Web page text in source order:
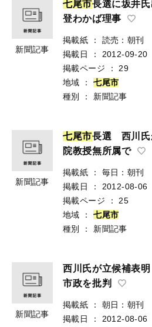
新聞記事
七尾市長選に坂井
登わかば理事
掲載紙 ：
読売：朝刊
掲載日
：
2012-09-20
掲載ページ
：
29
地域
： 七尾市
種別
： 新聞記事
新聞記事
七尾市長選 西川
院教授無所属で
掲載紙 ：
毎日：朝刊
掲載日
：
2012-08-06
掲載ページ
：
25
地域
： 七尾市
種別
： 新聞記事
新聞記事
西川氏が立候補表
市政を批判
掲載紙 ：
朝日：朝刊
掲載日
：
2012-08-06